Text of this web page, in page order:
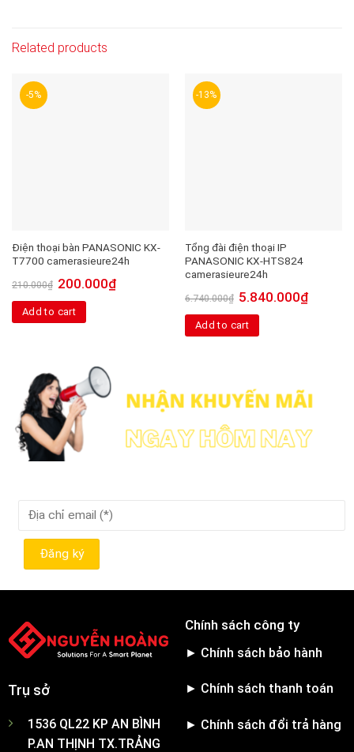
Related products
-5%
Điện thoại bàn PANASONIC KX-
T7700 camerasieure24h
210.000₫ 200.000₫
Add to cart
-13%
Tổng đài điện thoại IP
PANASONIC KX-HTS824
camerasieure24h
6.740.000₫ 5.840.000₫
Add to cart
Trụ sở
1536 QL22 KP AN BÌNH
P.AN THỊNH TX.TRẢNG
Chính sách công ty
► Chính sách bảo hành
► Chính sách thanh toán
► Chính sách đổi trả hàng